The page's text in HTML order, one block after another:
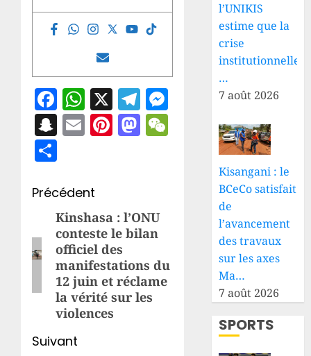
Facebook
WhatsApp
X Telegram
Messenger
Snapchat
EmailPinterest
Mastodon
WeChat
Navigation
d’article
Précédent
Article
précédent:
Kinshasa : l’ONU
conteste le bilan
officiel des
manifestations du
12 juin et réclame
la vérité sur les
violences
Suivant
l’UNIKIS
estime que la
crise
institutionnelle
…
7 août 2026
Kisangani : le
BCeCo satisfait
de
l’avancement
des travaux
sur les axes
Ma…
7 août 2026
SPORTS